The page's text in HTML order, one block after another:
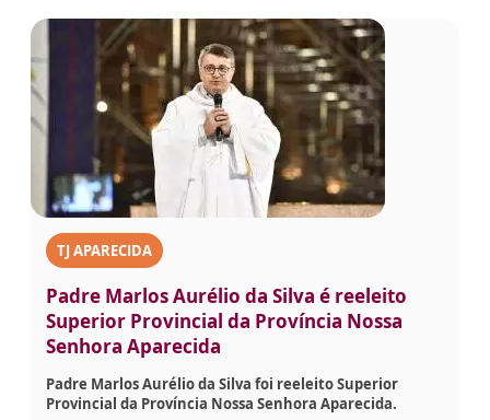
TJ APARECIDA
Padre Marlos Aurélio da Silva é reeleito
Superior Provincial da Província Nossa
Senhora Aparecida
Padre Marlos Aurélio da Silva foi reeleito Superior
Provincial da Província Nossa Senhora Aparecida.